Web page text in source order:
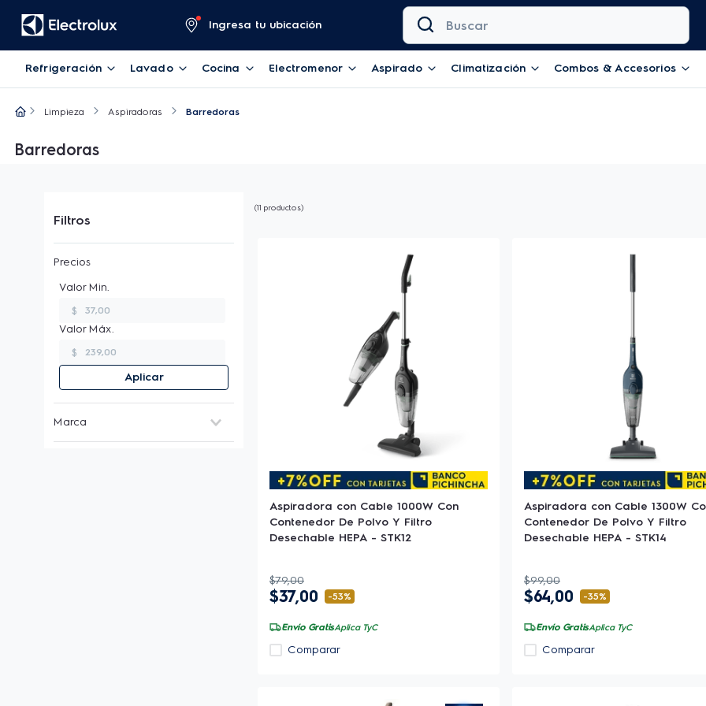
Ingresa tu ubicación
Buscar
Refrigeración Lavado Cocina Electromenor Aspirado Climatización Combos & Accesorios
Limpieza Aspiradoras Barredoras
Barredoras
Filtros
Marca
$
$
Aplicar
11 productos
Aspiradora con Cable 1000W Con
Contenedor De Polvo Y Filtro
Desechable HEPA - STK12
$79,00
$37,00 -53%
Envío GratisAplica TyC
Comparar
Aspiradora con Cable 1300W
Contenedor De Polvo Y Filtro
Desechable HEPA - STK14
$99,00
$64,00 -35%
Envío GratisAplica TyC
Comparar